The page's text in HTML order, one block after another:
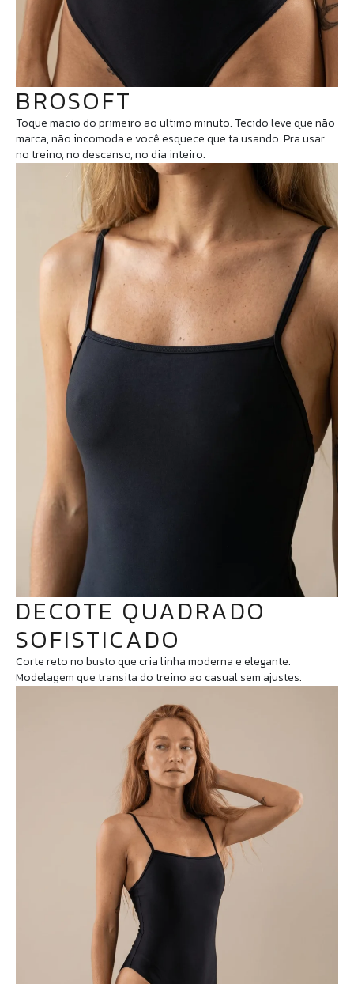
BROSOFT
Toque macio do primeiro ao ultimo minuto. Tecido leve que não
marca, não incomoda e você esquece que ta usando. Pra usar
no treino, no descanso, no dia inteiro.
DECOTE QUADRADO
SOFISTICADO
Corte reto no busto que cria linha moderna e elegante.
Modelagem que transita do treino ao casual sem ajustes.